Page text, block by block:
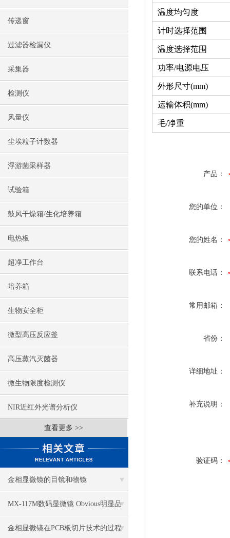
传递窗
过滤器检漏仪
采集器
检测仪
风量仪
尘埃粒子计数器
浮游菌采样器
试验箱
鼓风干燥箱/生化培养箱
电热板
超净工作台
培养箱
生物安全柜
微型高压反应釜
高压蒸汽灭菌器
微生物限度检测仪
NIR近红外光谱分析仪
查看更多 >>
金相显微镜的目镜和物镜
MX-117M数码显微镜 Obvious明显品
牌值得推荐
金相显微镜在PCB板切片技术的过程
温度均匀度
计时选择范围
温度选择范围
功率/电源电压
外形尺寸(mm)
运输体积(mm)
毛/净重
产品：
您的单位：
您的姓名：
联系电话：
常用邮箱：
省份：
详细地址：
补充说明：
验证码：